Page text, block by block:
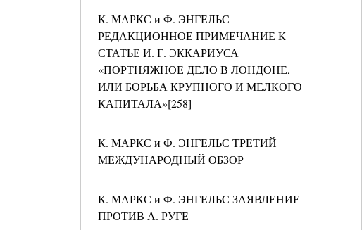
К. МАРКС и Ф. ЭНГЕЛЬС
РЕДАКЦИОННОЕ ПРИМЕЧАНИЕ К
СТАТЬЕ И. Г. ЭККАРИУСА
«ПОРТНЯЖНОЕ ДЕЛО В ЛОНДОНЕ,
ИЛИ БОРЬБА КРУПНОГО И МЕЛКОГО
КАПИТАЛА»[258]
К. МАРКС и Ф. ЭНГЕЛЬС ТРЕТИЙ
МЕЖДУНАРОДНЫЙ ОБЗОР
К. МАРКС и Ф. ЭНГЕЛЬС ЗАЯВЛЕНИЕ
ПРОТИВ А. РУГЕ